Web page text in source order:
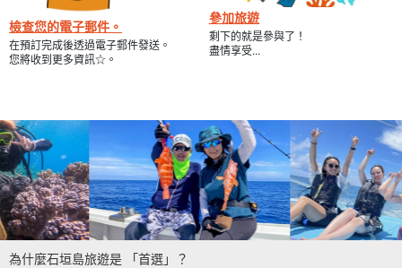
檢查您的電子郵件。
在預訂完成後透過電子郵件發送。
您將收到更多資訊☆。
參加旅遊
剩下的就是參與了！
盡情享受...
為什麼石垣島旅遊是 「首選」？